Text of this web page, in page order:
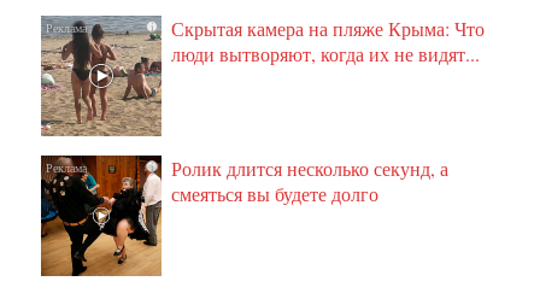
i
Скрытая камера на пляже Крыма: Что
люди вытворяют, когда их не видят...
i
Ролик длится несколько секунд, а
смеяться вы будете долго